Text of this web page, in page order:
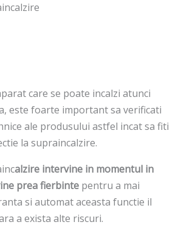
care se poate incalzi atunci
este foarte important sa verificati
ale produsului astfel incat sa fiti
la supraincalzire.
alzire intervine in momentul in
prea fierbinte pentru a mai
si automat aceasta functie il
a exista alte riscuri.